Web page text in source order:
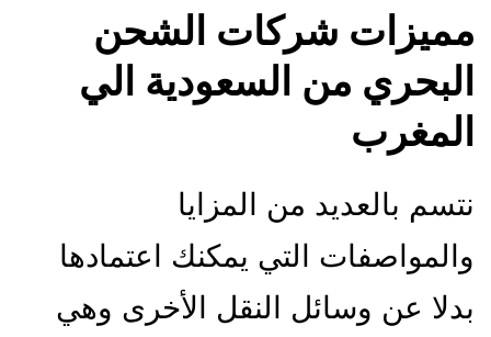
مميزات شركات الشحن
البحري من السعودية الي
المغرب
نتسم بالعديد من المزايا
والمواصفات التي يمكنك اعتمادها
بدلا عن وسائل النقل الأخرى وهي